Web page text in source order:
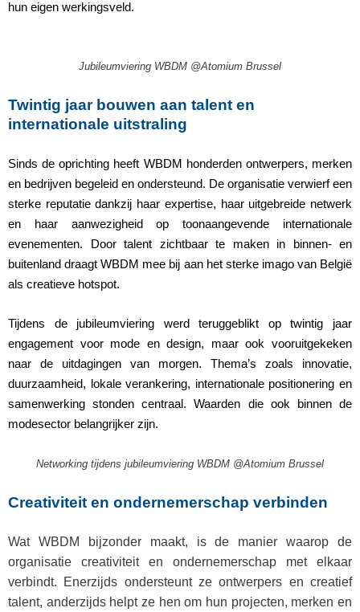
hun eigen werkingsveld.
Jubileumviering WBDM @Atomium Brussel
Twintig jaar bouwen aan talent en
internationale uitstraling
Sinds de oprichting heeft WBDM honderden ontwerpers, merken
en bedrijven begeleid en ondersteund. De organisatie verwierf een
sterke reputatie dankzij haar expertise, haar uitgebreide netwerk
en haar aanwezigheid op toonaangevende internationale
evenementen. Door talent zichtbaar te maken in binnen- en
buitenland draagt WBDM mee bij aan het sterke imago van België
als creatieve hotspot.
Tijdens de jubileumviering werd teruggeblikt op twintig jaar
engagement voor mode en design, maar ook vooruitgekeken
naar de uitdagingen van morgen. Thema’s zoals innovatie,
duurzaamheid, lokale verankering, internationale positionering en
samenwerking stonden centraal. Waarden die ook binnen de
modesector belangrijker zijn.
Networking tijdens jubileumviering WBDM @Atomium Brussel
Creativiteit en ondernemerschap verbinden
Wat WBDM bijzonder maakt, is de manier waarop de
organisatie creativiteit en ondernemerschap met elkaar
verbindt. Enerzijds ondersteunt ze ontwerpers en creatief
talent, anderzijds helpt ze hen om hun projecten, merken en